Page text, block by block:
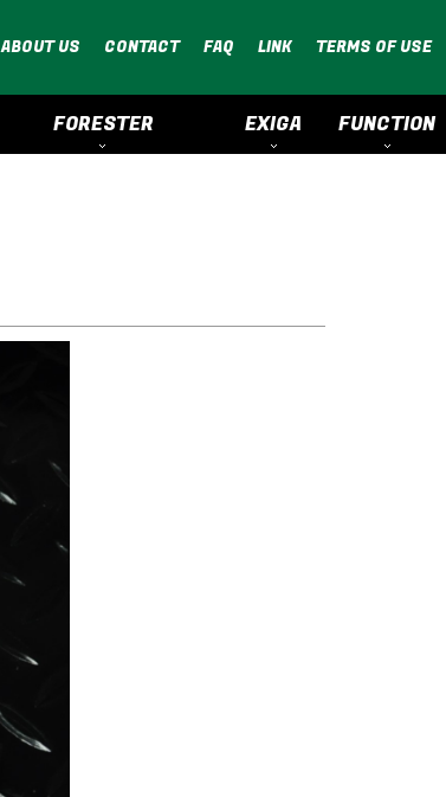
FORESTER EXIGA FUNCTION
ABOUT US CONTACT FAQ LINK TERMS OF USE